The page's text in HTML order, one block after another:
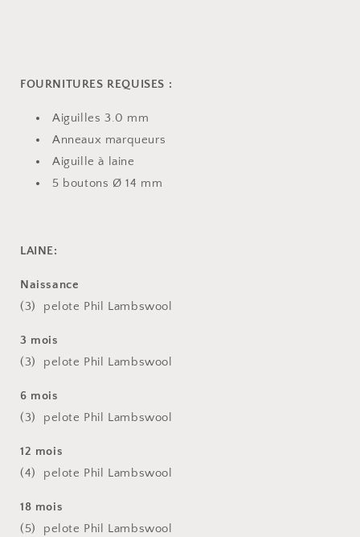
FOURNITURES REQUISES :
Aiguilles 3.0 mm
Anneaux marqueurs
Aiguille à laine
5 boutons Ø 14 mm
LAINE:
Naissance
(3) pelote Phil Lambswool
3 mois
(3) pelote Phil Lambswool
6 mois
(3) pelote Phil Lambswool
12 mois
(4) pelote Phil Lambswool
18 mois
(5) pelote Phil Lambswool